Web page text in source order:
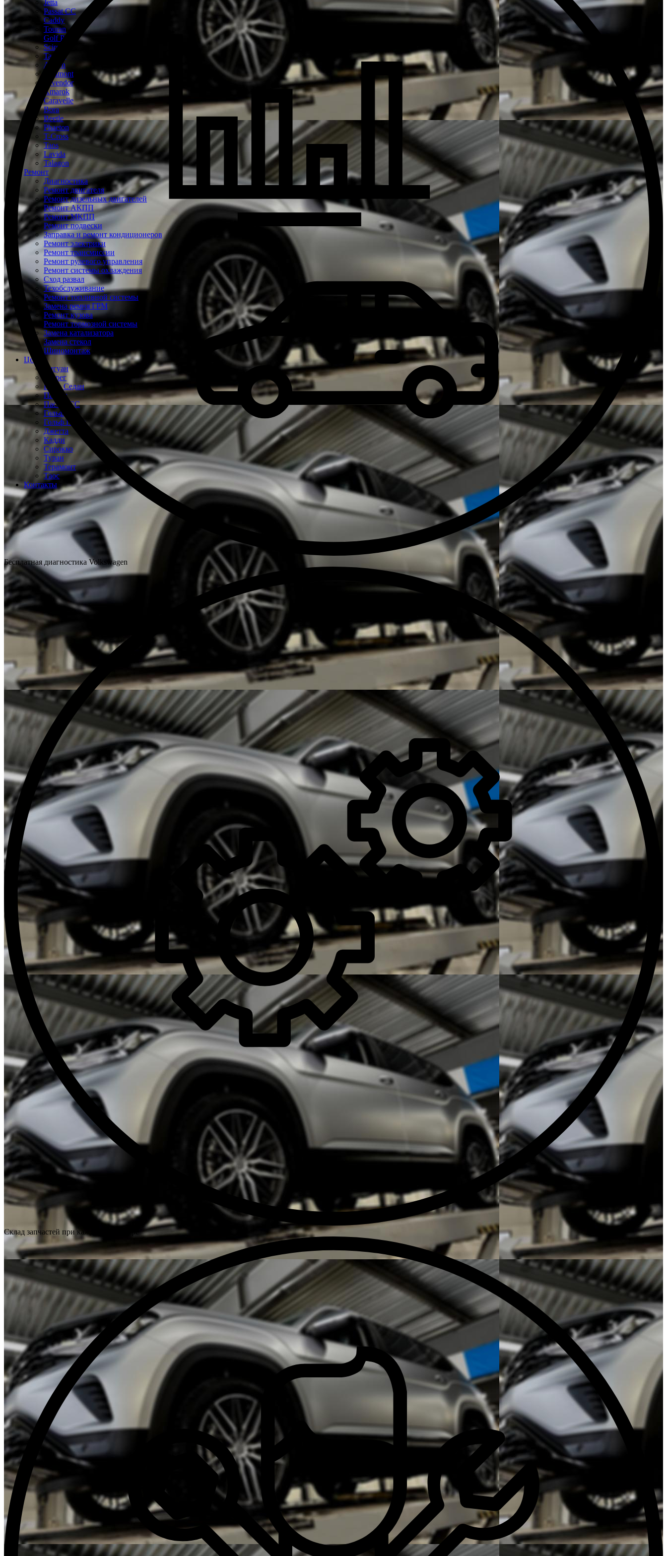
Jetta
Passat CC
Caddy
Touran
Golf Plus
Scirocco
Tayron
Arteon
Teramont
Tavendor
Amarok
Caravelle
Bora
Beetle
Phaeton
T-Cross
Taos
Lavida
Talagon
Ремонт
Диагностика
Ремонт двигателя
Ремонт дизельных двигателей
Ремонт АКПП
Ремонт МКПП
Ремонт подвески
Заправка и ремонт кондиционеров
Ремонт электрики
Ремонт трансмиссии
Ремонт рулевого управления
Ремонт системы охлаждения
Сход развал
Техобслуживание
Ремонт топливной системы
Замена ремня ГРМ
Ремонт кузова
Ремонт тормозной системы
Замена катализатора
Замена стекол
Шиномонтаж
Цены
Тигуан
Туарег
Поло Седан
Пассат
Пассат СС
Гольф
Гольф Плюс
Джетта
Кадди
Сирокко
Туран
Терамонт
Таос
Контакты
Бесплатная диагностика Volkswagen
Склад запчастей при каждом техцентре